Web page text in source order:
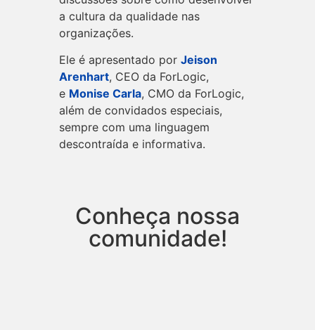
a cultura da qualidade nas
organizações.
Ele é apresentado porJeison
Arenhart, CEO da ForLogic,
e Monise Carla, CMO da ForLogic,
além de convidados especiais,
sempre com uma linguagem
descontraída e informativa.
Conheça nossa
comunidade!